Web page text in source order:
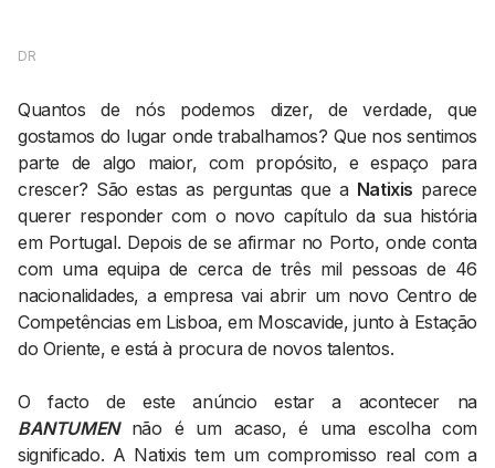
+351 912 127 577
Pesquisar
DR
Quantos de nós podemos dizer, de verdade, que
gostamos do lugar onde trabalhamos? Que nos sentimos
parte de algo maior, com propósito, e espaço para
crescer? São estas as perguntas que a Natixis parece
querer responder com o novo capítulo da sua história
em Portugal. Depois de se afirmar no Porto, onde conta
com uma equipa de cerca de três mil pessoas de 46
nacionalidades, a empresa vai abrir um novo Centro de
Competências em Lisboa, em Moscavide, junto à Estação
do Oriente, e está à procura de novos talentos.
O facto de este anúncio estar a acontecer na
BANTUMENnão é um acaso, é uma escolha com
significado. A Natixis tem um compromisso real com a